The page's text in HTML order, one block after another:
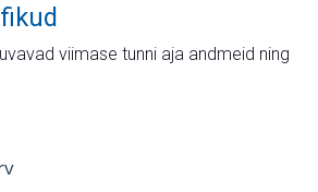
viimase tunni aja andmeid ning